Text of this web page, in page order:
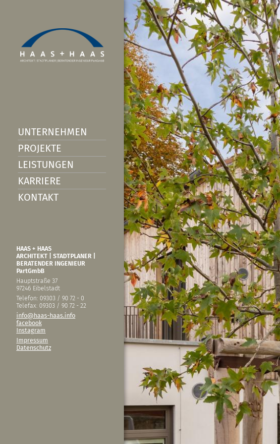
UNTERNEHMEN
PROJEKTE
LEISTUNGEN
KARRIERE
KONTAKT
HAAS + HAAS
ARCHITEKT | STADTPLANER |
BERATENDER INGENIEUR
PartGmbB
Hauptstraße 37
97246 Eibelstadt
Telefon: 09303 / 90 72 - 0
Telefax: 09303 / 90 72 - 22
info@haas-haas.info
facebook
Instagram
Impressum
Datenschutz